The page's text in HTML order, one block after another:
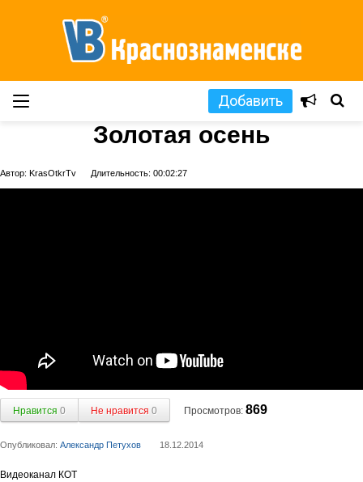
Добавить
Золотая осень
Автор: KrasOtkrTv Длительность: 00:02:27
Нравится 0 Не нравится 0 Просмотров: 869
Опубликовал: Александр Петухов 18.12.2014
Видеоканал КОТ